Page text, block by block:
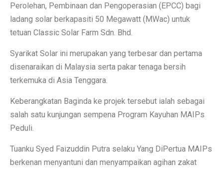
Perolehan, Pembinaan dan Pengoperasian (EPCC) bagi
ladang solar berkapasiti 50 Megawatt (MWac) untuk
tetuan Classic Solar Farm Sdn. Bhd.
Syarikat Solar ini merupakan yang terbesar dan pertama
disenaraikan di Malaysia serta pakar tenaga bersih
terkemuka di Asia Tenggara.
Keberangkatan Baginda ke projek tersebut ialah sebagai
salah satu kunjungan sempena Program Kayuhan MAIPs
Peduli.
Tuanku Syed Faizuddin Putra selaku Yang DiPertua MAIPs
berkenan menyantuni dan menyampaikan agihan zakat